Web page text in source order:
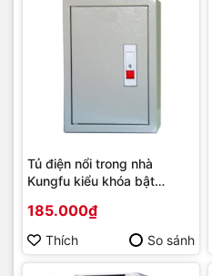
Tủ điện nổi trong nhà
Kungfu kiểu khóa bật
hãng
185.000₫
Thích So sánh